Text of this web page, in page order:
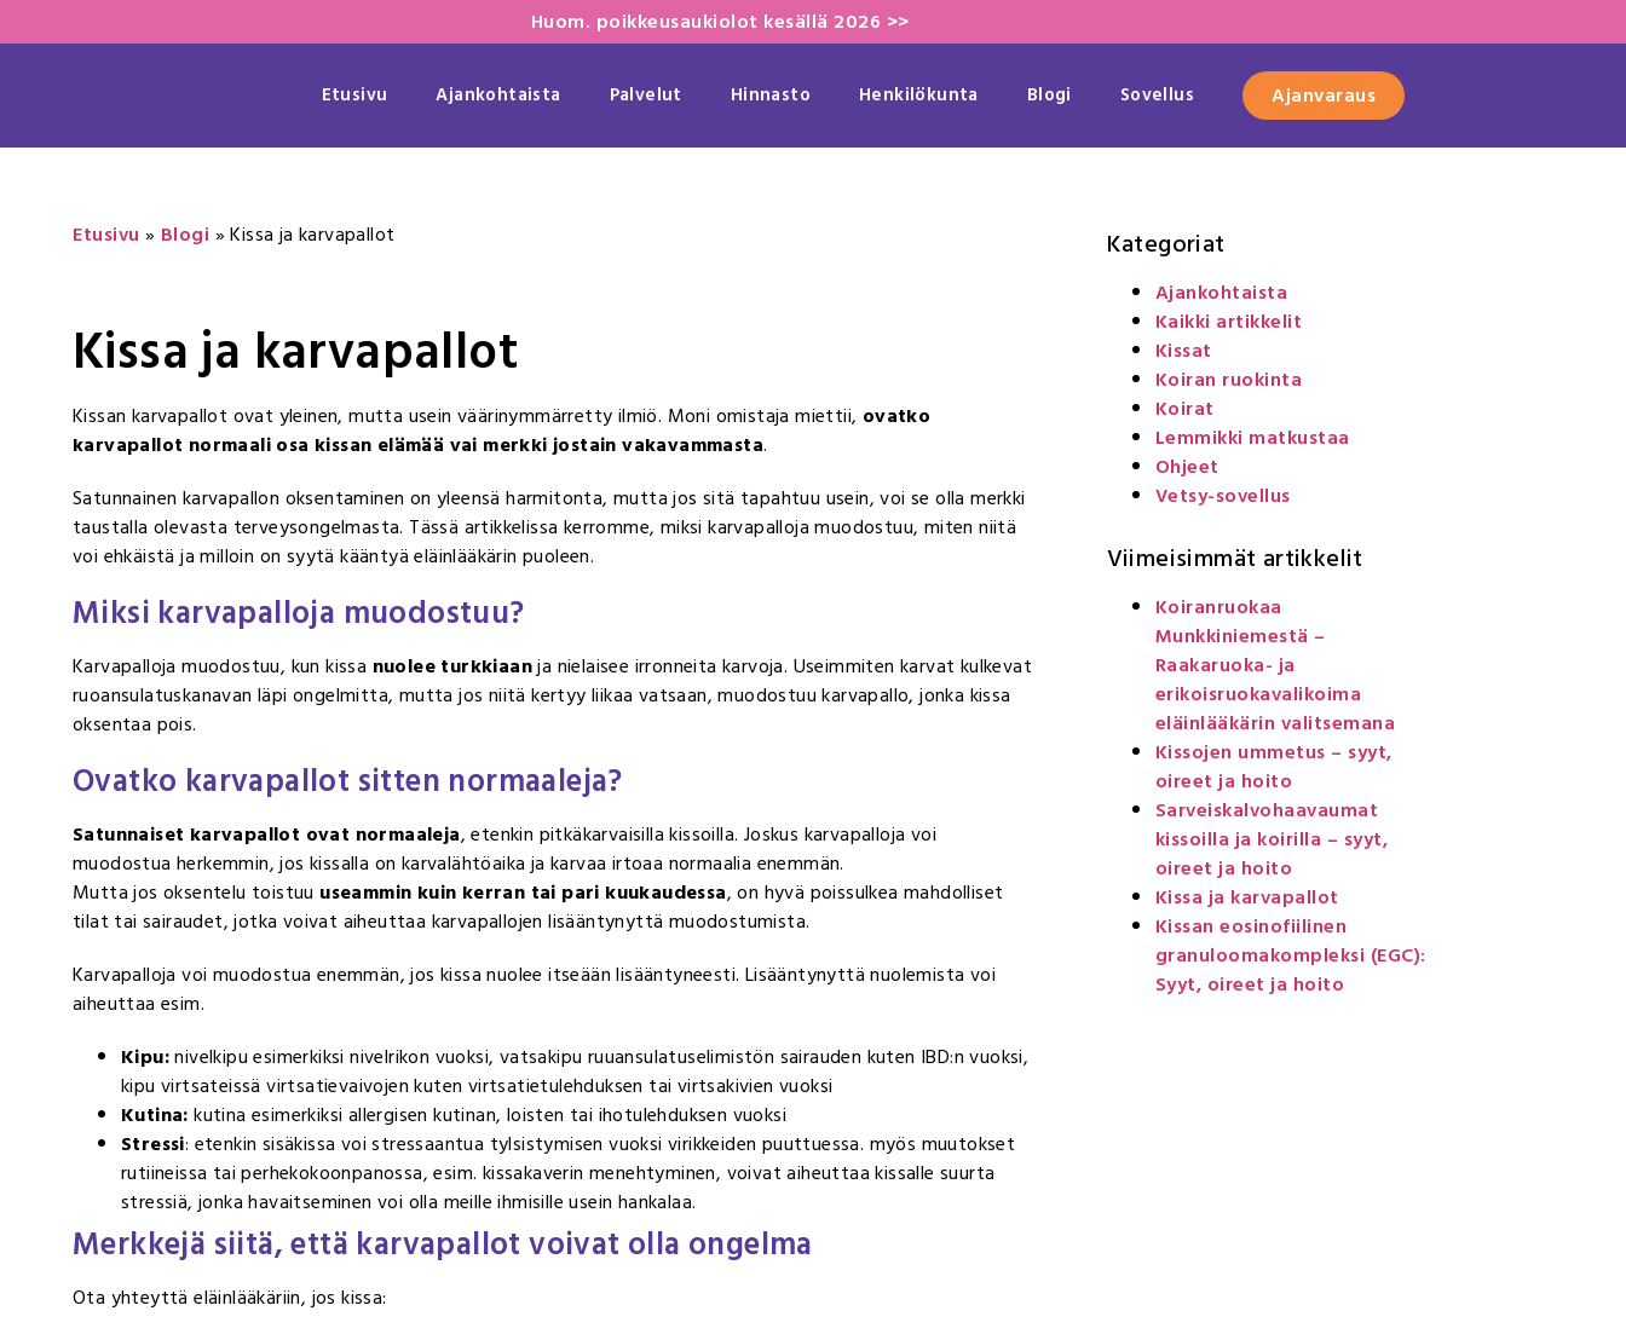
Huom. poikkeusaukiolot kesällä 2026 >>
Etusivu Ajankohtaista Palvelut Hinnasto Henkilökunta Blogi Sovellus Ajanvaraus
Etusivu » Blogi »Kissa ja karvapallot
Kissa ja karvapallot
Kissan karvapallot ovat yleinen, mutta usein väärinymmärretty ilmiö. Moni omistaja miettii, ovatko
karvapallot normaali osa kissan elämää vai merkki jostain vakavammasta.
Satunnainen karvapallon oksentaminen on yleensä harmitonta, mutta jos sitä tapahtuu usein, voi se olla merkki
taustalla olevasta terveysongelmasta. Tässä artikkelissa kerromme, miksi karvapalloja muodostuu, miten niitä
voi ehkäistä ja milloin on syytä kääntyä eläinlääkärin puoleen.
Miksi karvapalloja muodostuu?
Karvapalloja muodostuu, kun kissa nuolee turkkiaanja nielaisee irronneita karvoja. Useimmiten karvat kulkevat
ruoansulatuskanavan läpi ongelmitta, mutta jos niitä kertyy liikaa vatsaan, muodostuu karvapallo, jonka kissa
oksentaa pois.
Ovatko karvapallot sitten normaaleja?
Satunnaiset karvapallot ovat normaaleja, etenkin pitkäkarvaisilla kissoilla. Joskus karvapalloja voi
muodostua herkemmin, jos kissalla on karvalähtöaika ja karvaa irtoaa normaalia enemmän.
Mutta jos oksentelu toistuu useammin kuin kerran tai pari kuukaudessa, on hyvä poissulkea mahdolliset
tilat tai sairaudet, jotka voivat aiheuttaa karvapallojen lisääntynyttä muodostumista.
Karvapalloja voi muodostua enemmän, jos kissa nuolee itseään lisääntyneesti. Lisääntynyttä nuolemista voi
aiheuttaa esim.
Kipu:nivelkipu esimerkiksi nivelrikon vuoksi, vatsakipu ruuansulatuselimistön sairauden kuten IBD:n vuoksi,
kipu virtsateissä virtsatievaivojen kuten virtsatietulehduksen tai virtsakivien vuoksi
Kutina:kutina esimerkiksi allergisen kutinan, loisten tai ihotulehduksen vuoksi
Stressi: etenkin sisäkissa voi stressaantua tylsistymisen vuoksi virikkeiden puuttuessa. myös muutokset
rutiineissa tai perhekokoonpanossa, esim. kissakaverin menehtyminen, voivat aiheuttaa kissalle suurta
stressiä, jonka havaitseminen voi olla meille ihmisille usein hankalaa.
Merkkejä siitä, että karvapallot voivat olla ongelma
Ota yhteyttä eläinlääkäriin, jos kissa:
Kategoriat
Ajankohtaista
Kaikki artikkelit
Kissat
Koiran ruokinta
Koirat
Lemmikki matkustaa
Ohjeet
Vetsy-sovellus
Viimeisimmät artikkelit
Koiranruokaa
Munkkiniemestä –
Raakaruoka- ja
erikoisruokavalikoima
eläinlääkärin valitsemana
Kissojen ummetus – syyt,
oireet ja hoito
Sarveiskalvohaavaumat
kissoilla ja koirilla – syyt,
oireet ja hoito
Kissa ja karvapallot
Kissan eosinofiilinen
granuloomakompleksi (EGC):
Syyt, oireet ja hoito